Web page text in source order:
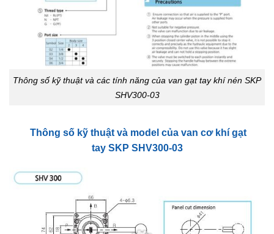
Thông số kỹ thuật và các tính năng của van gạt tay khí nén SKP
SHV300-03
Thông số kỹ thuật và model của van cơ khí gạt
tay SKP SHV300-03